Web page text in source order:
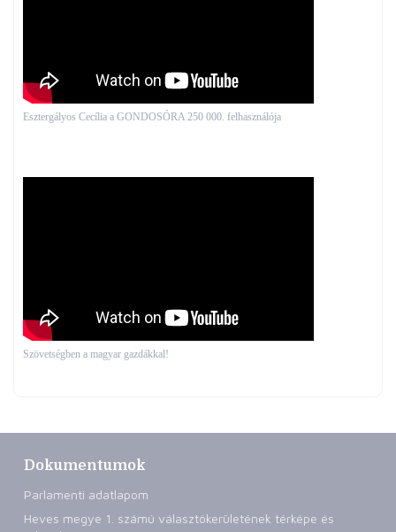
Esztergályos Cecília a GONDOSÓRA 250 000. felhasználója
Szövetségben a magyar gazdákkal!
Dokumentumok
Parlamenti adatlapom
Heves megye 1. számú választókerületének térképe és